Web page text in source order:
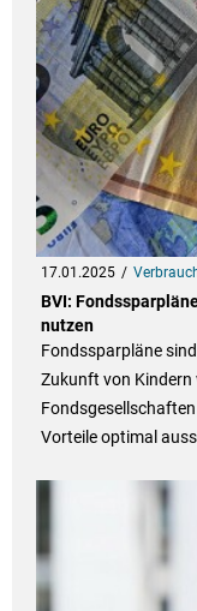
17.01.2025
BVI:
nutzen
Fondssparpläne
Zukunft von Kindern
Vorteile optimal